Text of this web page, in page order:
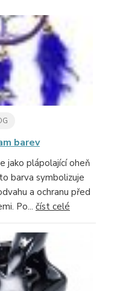
barev
jako plápolající oheň
barva symbolizuje
a ochranu před
Po... číst celé